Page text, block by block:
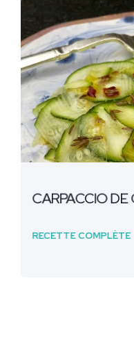
CARPACCIO
RECETTE COMPLÈTE